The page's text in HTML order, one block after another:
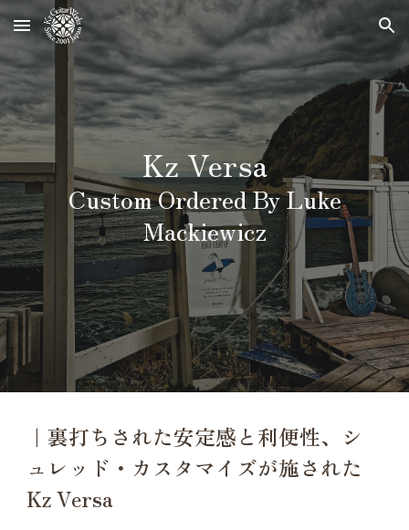
Skip to main content Skip to navigation
Kz Versa
Custom Ordered By Luke
Mackiewicz
｜裏打ちされた安定感と利便性、シ
ュレッド・カスタマイズが施された
Kz Versa